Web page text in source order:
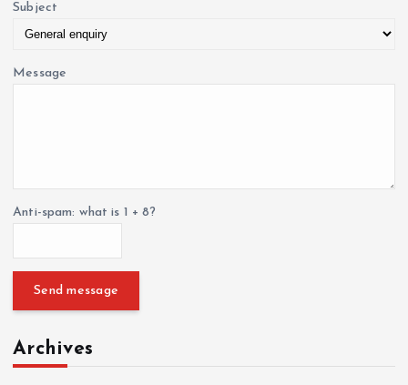
Subject
Message
Anti-spam: what is 1 + 8?
Send message
Archives